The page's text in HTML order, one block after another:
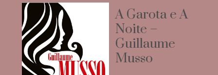
A Garota e A
Noite –
Guillaume
Musso